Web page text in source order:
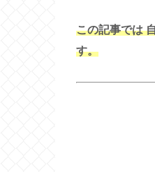
この記事では
す。